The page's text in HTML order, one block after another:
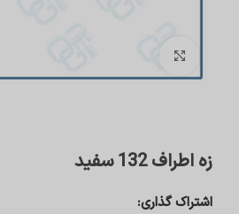
زه اطراف 132 سفید
اشتراک گذاری: